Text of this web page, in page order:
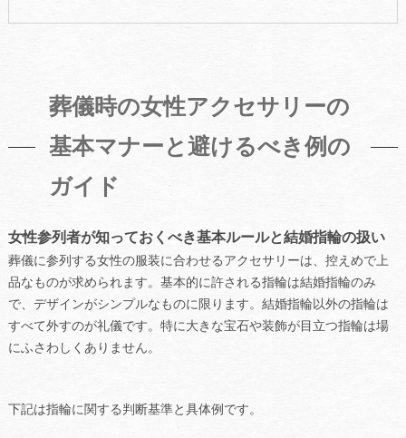
葬儀時の女性アクセサリーの
基本マナーと避けるべき例の
ガイド
女性参列者が知っておくべき基本ルールと結婚指輪の扱い
葬儀に参列する女性の服装に合わせるアクセサリーは、控えめで上
品なものが求められます。基本的に許される指輪は結婚指輪のみ
で、デザインがシンプルなものに限ります。結婚指輪以外の指輪は
すべて外すのが礼儀です。特に大きな宝石や装飾が目立つ指輪は場
にふさわしくありません。
下記は指輪に関する判断基準と具体例です。